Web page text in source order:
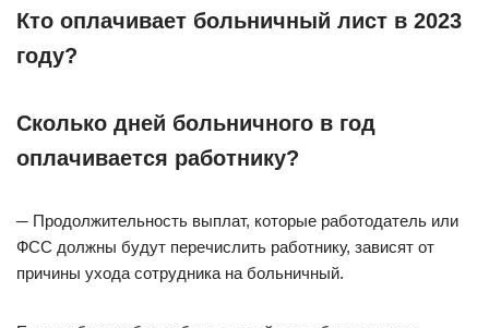
Кто оплачивает больничный лист в 2023
году?
Сколько дней больничного в год
оплачивается работнику?
─ Продолжительность выплат, которые работодатель или
ФСС должны будут перечислить работнику, зависят от
причины ухода сотрудника на больничный.